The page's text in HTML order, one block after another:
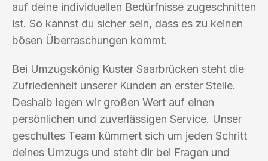
auf deine individuellen Bedürfnisse zugeschnitten
ist. So kannst du sicher sein, dass es zu keinen
bösen Überraschungen kommt.
Bei Umzugskönig Kuster Saarbrücken steht die
Zufriedenheit unserer Kunden an erster Stelle.
Deshalb legen wir großen Wert auf einen
persönlichen und zuverlässigen Service. Unser
geschultes Team kümmert sich um jeden Schritt
deines Umzugs und steht dir bei Fragen und